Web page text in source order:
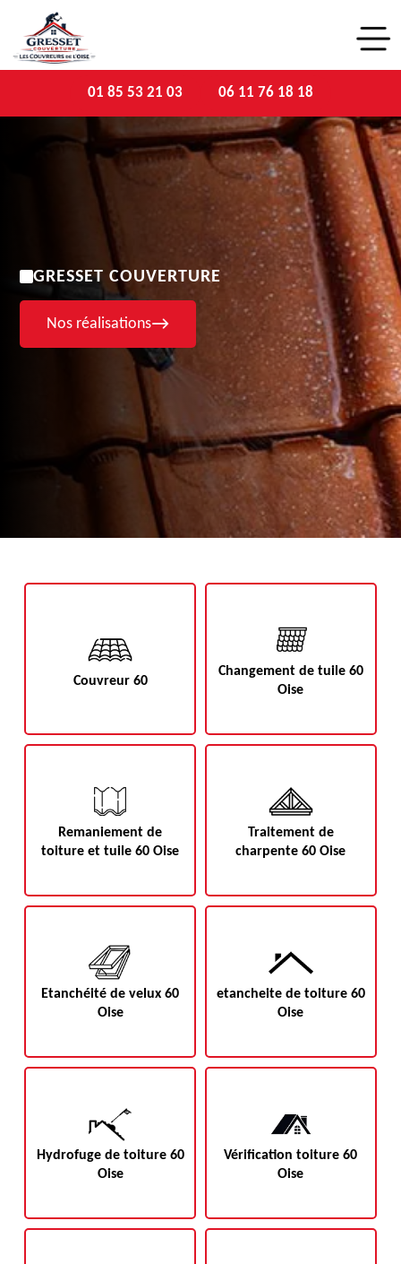
01 85 53 21 03 06 11 76 18 18
GRESSET COUVERTURE
Nos réalisations
Couvreur 60
Changement de tuile 60
Oise
Remaniement de
toiture et tuile 60 Oise
Traitement de
charpente 60 Oise
Etanchéité de velux 60
Oise
etancheite de toiture 60
Oise
Hydrofuge de toiture 60
Oise
Vérification toiture 60
Oise